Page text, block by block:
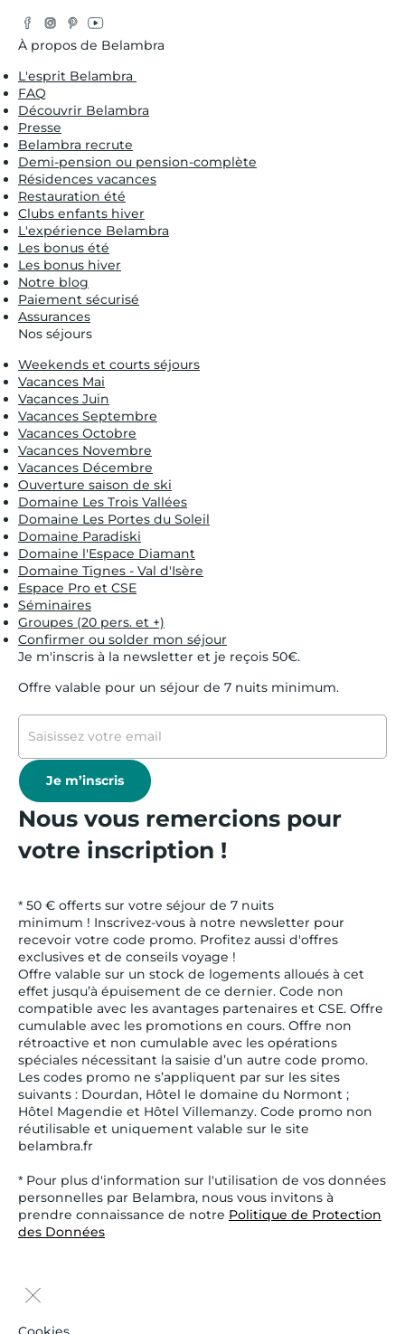
Facebook
Instagram
Pinterest
YouTube
À propos de Belambra
L'esprit Belambra
FAQ
Découvrir Belambra
Presse
Belambra recrute
Demi-pension ou pension-complète
Résidences vacances
Restauration été
Clubs enfants hiver
L'expérience Belambra
Les bonus été
Les bonus hiver
Notre blog
Paiement sécurisé
Assurances
Nos séjours
Weekends et courts séjours
Vacances Mai
Vacances Juin
Vacances Septembre
Vacances Octobre
Vacances Novembre
Vacances Décembre
Ouverture saison de ski
Domaine Les Trois Vallées
Domaine Les Portes du Soleil
Domaine Paradiski
Domaine l'Espace Diamant
Domaine Tignes - Val d'Isère
Espace Pro et CSE
Séminaires
Groupes (20 pers. et +)
Confirmer ou solder mon séjour
Je m'inscris à la newsletter et je reçois 50€.
Offre valable pour un séjour de 7 nuits minimum.
Je m’inscris
Nous vous remercions pour
votre inscription !
* 50 € offerts sur votre séjour de 7 nuits
minimum ! Inscrivez-vous à notre newsletter pour
recevoir votre code promo. Profitez aussi d'offres
exclusives et de conseils voyage !
Offre valable sur un stock de logements alloués à cet
effet jusqu’à épuisement de ce dernier. Code non
compatible avec les avantages partenaires et CSE. Offre
cumulable avec les promotions en cours. Offre non
rétroactive et non cumulable avec les opérations
spéciales nécessitant la saisie d’un autre code promo.
Les codes promo ne s’appliquent par sur les sites
suivants : Dourdan, Hôtel le domaine du Normont ;
Hôtel Magendie et Hôtel Villemanzy. Code promo non
réutilisable et uniquement valable sur le site
belambra.fr
* Pour plus d'information sur l'utilisation de vos données
personnelles par Belambra, nous vous invitons à
prendre connaissance de notre Politique de Protection
des Données